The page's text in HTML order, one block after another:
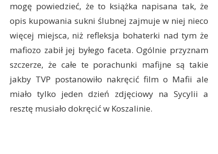
mogę powiedzieć, że to książka napisana tak, że
opis kupowania sukni ślubnej zajmuje w niej nieco
więcej miejsca, niż refleksja bohaterki nad tym że
mafiozo zabił jej byłego faceta. Ogólnie przyznam
szczerze, że całe te porachunki mafijne są takie
jakby TVP postanowiło nakręcić film o Mafii ale
miało tylko jeden dzień zdjęciowy na Sycylii a
resztę musiało dokręcić w Koszalinie.